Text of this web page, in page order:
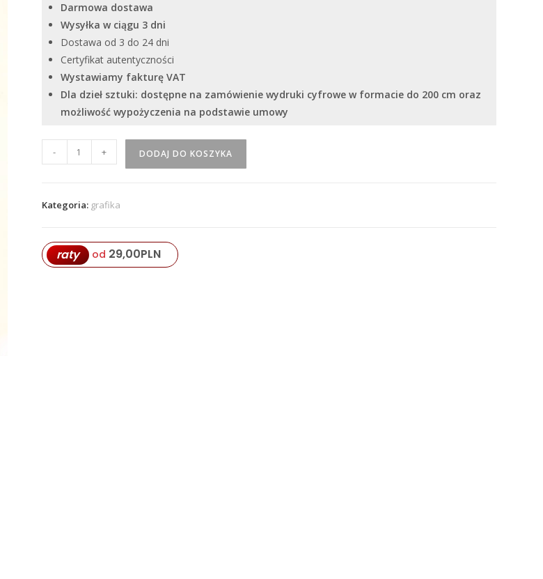
Darmowa dostawa
Wysyłka w ciągu 3 dni
Dostawa od 3 do 24 dni
Certyfikat autentyczności
Wystawiamy fakturę VAT
Dla dzieł sztuki: dostępne na zamówienie wydruki cyfrowe w formacie do 200 cm oraz
możliwość wypożyczenia na podstawie umowy
Serhiy
-
- + DODAJ DO KOSZYKA
Kategoria: grafika
raty od 29,00PLN